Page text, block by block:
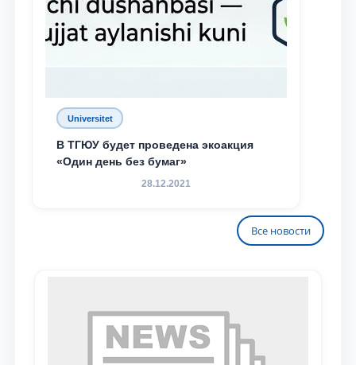
Universitet
В ТГЮУ будет проведена экоакция
«Один день без бумаг»
28.12.2021
Все новости